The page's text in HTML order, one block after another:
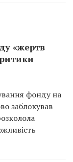
«жертв
фонду на
заблокував